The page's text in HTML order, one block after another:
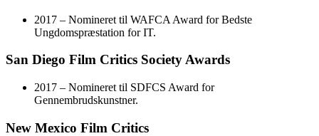
2017 – Nomineret til WAFCA Award for Bedste
Ungdomspræstation for IT.
San Diego Film Critics Society Awards
2017 – Nomineret til SDFCS Award for
Gennembrudskunstner.
New Mexico Film Critics